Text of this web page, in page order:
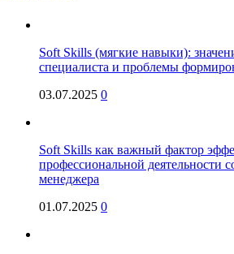
Soft Skills (мягкие навыки):
специалиста и проблемы
03.07.2025 0
Soft Skills как важный фактор
профессиональной деятельности
менеджера
01.07.2025 0